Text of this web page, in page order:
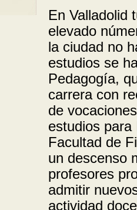
En Valladolid
elevado
la ciudad no
estudios se
Pedagogía,
carrera con
de
estudios
Facultad de
un descenso
profesores
admitir
actividad